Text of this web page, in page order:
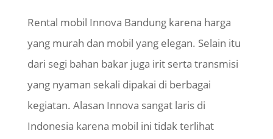
Rental mobil Innova Bandung karena harga
yang murah dan mobil yang elegan. Selain itu
dari segi bahan bakar juga irit serta transmisi
yang nyaman sekali dipakai di berbagai
kegiatan. Alasan Innova sangat laris di
Indonesia karena mobil ini tidak terlihat